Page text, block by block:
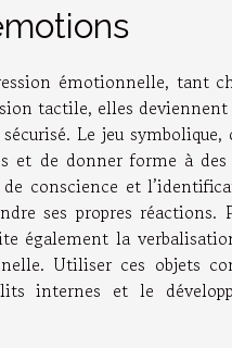
émotionnelle, tant
tactile, elles
Le jeu symbolique,
et de donner forme à
conscience et
ses propres réactions.
également la
Utiliser ces objets
internes et le